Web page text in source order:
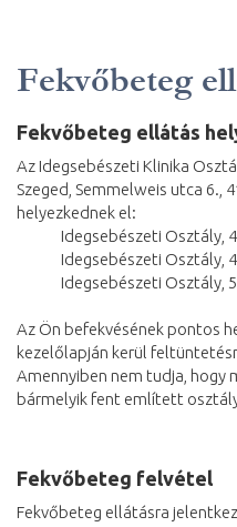
Fekvőbeteg
Fekvőbeteg ellátás
Az Idegsebészeti Klinika
Szeged, Semmelweis utca 6.,
helyezkednek el:
Idegsebészeti Osztály,
Idegsebészeti Osztály,
Idegsebészeti Osztály,
Az Ön befekvésének pontos
kezelőlapján kerül
Amennyiben nem tudja, hogy
bármelyik fent említett
Fekvőbeteg felvétel
Fekvőbeteg ellátásra